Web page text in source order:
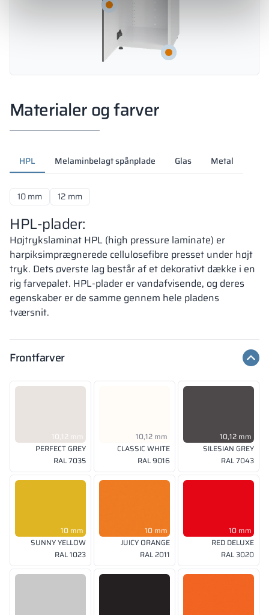
Materialer og farver
HPL Melaminbelagt spånplade Glas Metal
10 mm 12 mm
HPL-plader:
Højtrykslaminat HPL (high pressure laminate) er
harpiksimprægnerede cellulosefibre presset under højt
tryk. Dets øverste lag består af et dekorativt dække i en
rig farvepalet. HPL-plader er vandafvisende, og deres
egenskaber er de samme gennem hele pladens
tværsnit.
Frontfarver
10,12 mm
PERFECT GREY
RAL 7035
10,12 mm
CLASSIC WHITE
RAL 9016
10,12 mm
SILESIAN GREY
RAL 7043
10 mm
SUNNY YELLOW
RAL 1023
10 mm
JUICY ORANGE
RAL 2011
10 mm
RED DELUXE
RAL 3020